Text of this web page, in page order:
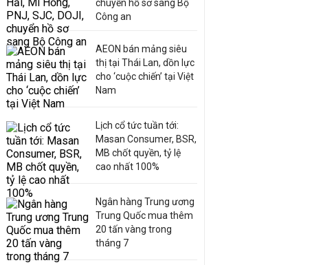
chuyển hồ sơ sang Bộ
Công an
AEON bán mảng siêu
thị tại Thái Lan, dồn lực
cho ‘cuộc chiến’ tại Việt
Nam
Lịch cổ tức tuần tới:
Masan Consumer, BSR,
MB chốt quyền, tỷ lệ
cao nhất 100%
Ngân hàng Trung ương
Trung Quốc mua thêm
20 tấn vàng trong
tháng 7